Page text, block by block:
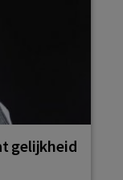
gelijkheid